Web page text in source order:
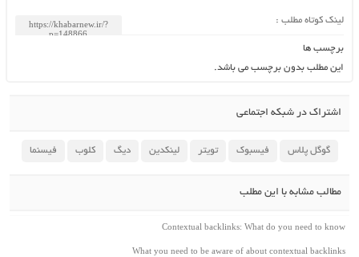
لینک کوتاه مطلب :
برچسب ها
این مطلب بدون برچسب می باشد.
اشتراک در شبکه اجتماعی
گوگل پلاس فیسبوک تویتر لینکدین دیگ کلوب فیسنما
مطالب مشابه با این مطلب
Contextual backlinks: What do you need to know
What you need to be aware of about contextual backlinks